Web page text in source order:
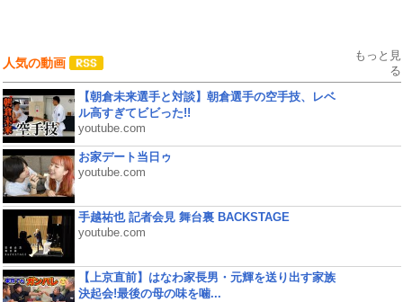
人気の動画
もっと見
る
【朝倉未来選手と対談】朝倉選手の空手技、レベ
ル高すぎてビビった!!
youtube.com
お家デート当日ゥ
youtube.com
手越祐也 記者会見 舞台裏 BACKSTAGE
youtube.com
【上京直前】はなわ家長男・元輝を送り出す家族
決起会!最後の母の味を噛...